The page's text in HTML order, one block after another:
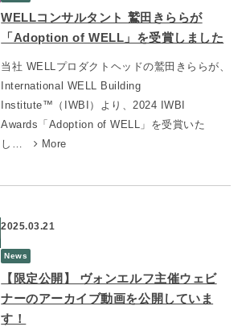
WELLコンサルタント 鷲田きららが
「Adoption of WELL」を受賞しました
当社 WELLプロダクトヘッドの鷲田きららが、
International WELL Building
Institute™（IWBI）より、2024 IWBI
Awards「Adoption of WELL」を受賞いた
し…
More
2025.03.21
News
【限定公開】 ヴォンエルフ主催ウェビ
ナーのアーカイブ動画を公開していま
す！